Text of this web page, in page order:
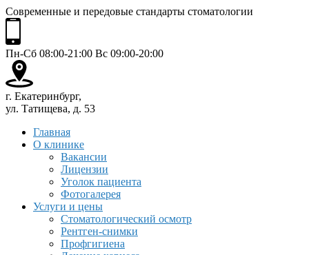
Современные и передовые стандарты стоматологии
Пн-Сб 08:00-21:00 Вс 09:00-20:00
г. Екатеринбург,
ул. Татищева, д. 53
Главная
О клинике
Вакансии
Лицензии
Уголок пациента
Фотогалерея
Услуги и цены
Стоматологический осмотр
Рентген-снимки
Профгигиена